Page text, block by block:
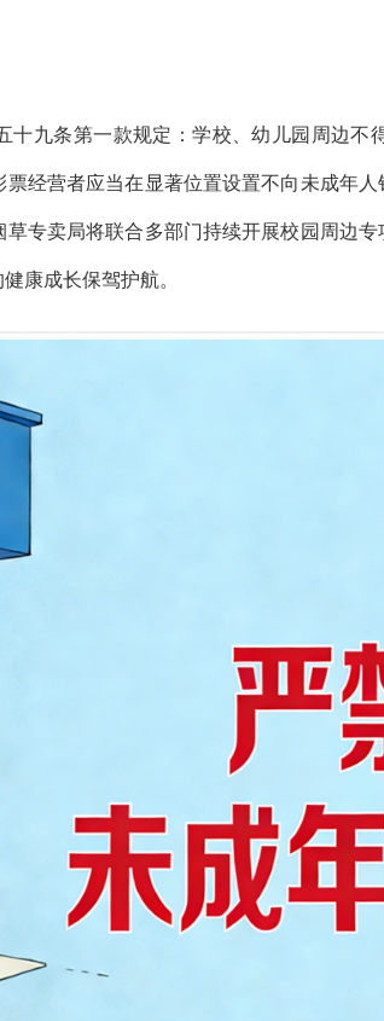
十九条第一款规定：学校、幼儿园周边
经营者应当在显著位置设置不向未成年
专卖局将联合多部门持续开展校园周边
康成长保驾护航。